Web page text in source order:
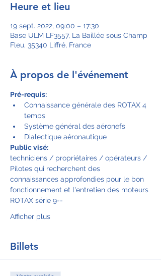
Heure et lieu
19 sept. 2022, 09:00 – 17:30
Base ULM LF3557, La Baillée sous Champ
Fleu, 35340 Liffré, France
À propos de l'événement
Pré-requis:
Connaissance générale des ROTAX 4
temps
Système général des aéronefs
Dialectique aéronautique
Public visé:
techniciens / propriétaires / opérateurs /
Pilotes qui recherchent des
connaissances approfondies pour le bon
fonctionnement et l'entretien des moteurs
ROTAX série 9--
Afficher plus
Billets